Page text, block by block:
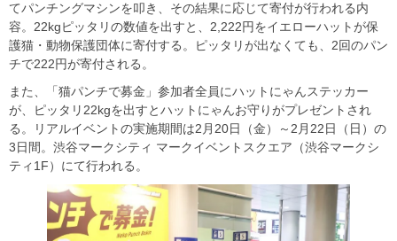
てパンチングマシンを叩き、その結果に応じて寄付が行われる内
容。22kgピッタリの数値を出すと、2,222円をイエローハットが保
護猫・動物保護団体に寄付する。ピッタリが出なくても、2回のパン
チで222円が寄付される。
また、「猫パンチで募金」参加者全員にハットにゃんステッカー
が、ピッタリ22kgを出すとハットにゃんお守りがプレゼントされ
る。リアルイベントの実施期間は2月20日（金）～2月22日（日）の
3日間。渋谷マークシティ マークイベントスクエア（渋谷マークシ
ティ1F）にて行われる。